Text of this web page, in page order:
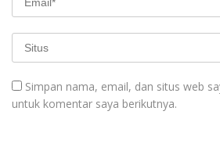
Simpan nama, email, dan situs web
untuk komentar saya berikutnya.